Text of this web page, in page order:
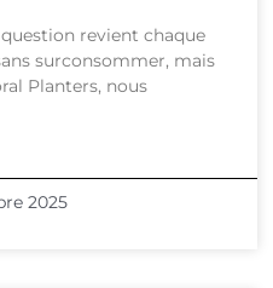
question revient chaque
surconsommer, mais
Planters, nous
2025